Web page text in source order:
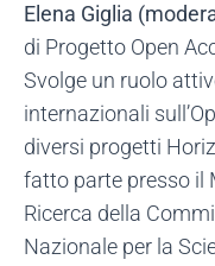
Elena Giglia
di Progetto Open
Svolge un ruolo
internazionali
diversi progetti
fatto parte presso il
Ricerca della
Nazionale per la